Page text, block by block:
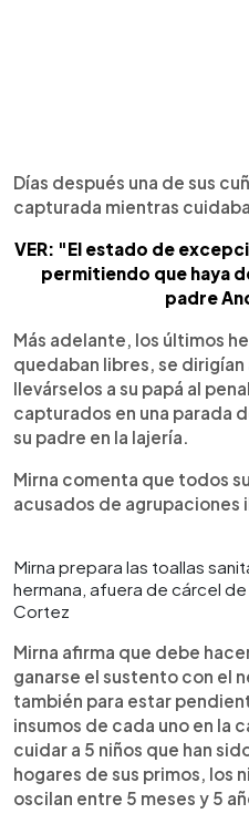
Días después una de sus
capturada mientras
VER: "El estado de
permitiendo que haya
padre
Más adelante, los últimos
quedaban libres, se dirigían
llevárselos a su papá al
capturados en una parada
su padre en la lajería.
Mirna comenta que todos
acusados de agrupaciones
Mirna prepara las toallas
hermana, afuera de cárcel
Cortez
Mirna afirma que debe
ganarse el sustento con el
también para estar
insumos de cada uno en la
cuidar a 5 niños que han
hogares de sus primos, los
oscilan entre 5 meses y 5